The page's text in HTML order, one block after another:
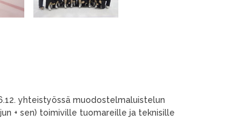
yhteistyössä muodostelmaluistelun
+ sen) toimiville tuomareille ja teknisille